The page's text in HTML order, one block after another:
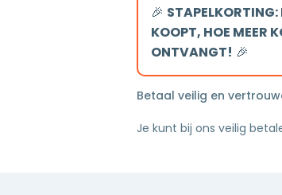
glas
gun
metal
serie
Silvio
aantal
🎉 STAPELKORTING:
KOOPT, HOE MEER
ONTVANGT! 🎉
Betaal veilig en
Je kunt bij ons veilig